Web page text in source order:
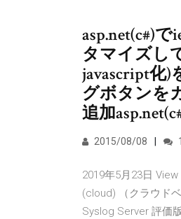
asp.net(c#)
タマイズし
javascript化)
グボタンを
追加
2015/08/08
2019年5月23日
(cloud) （クラウド
Syslog Server 評価